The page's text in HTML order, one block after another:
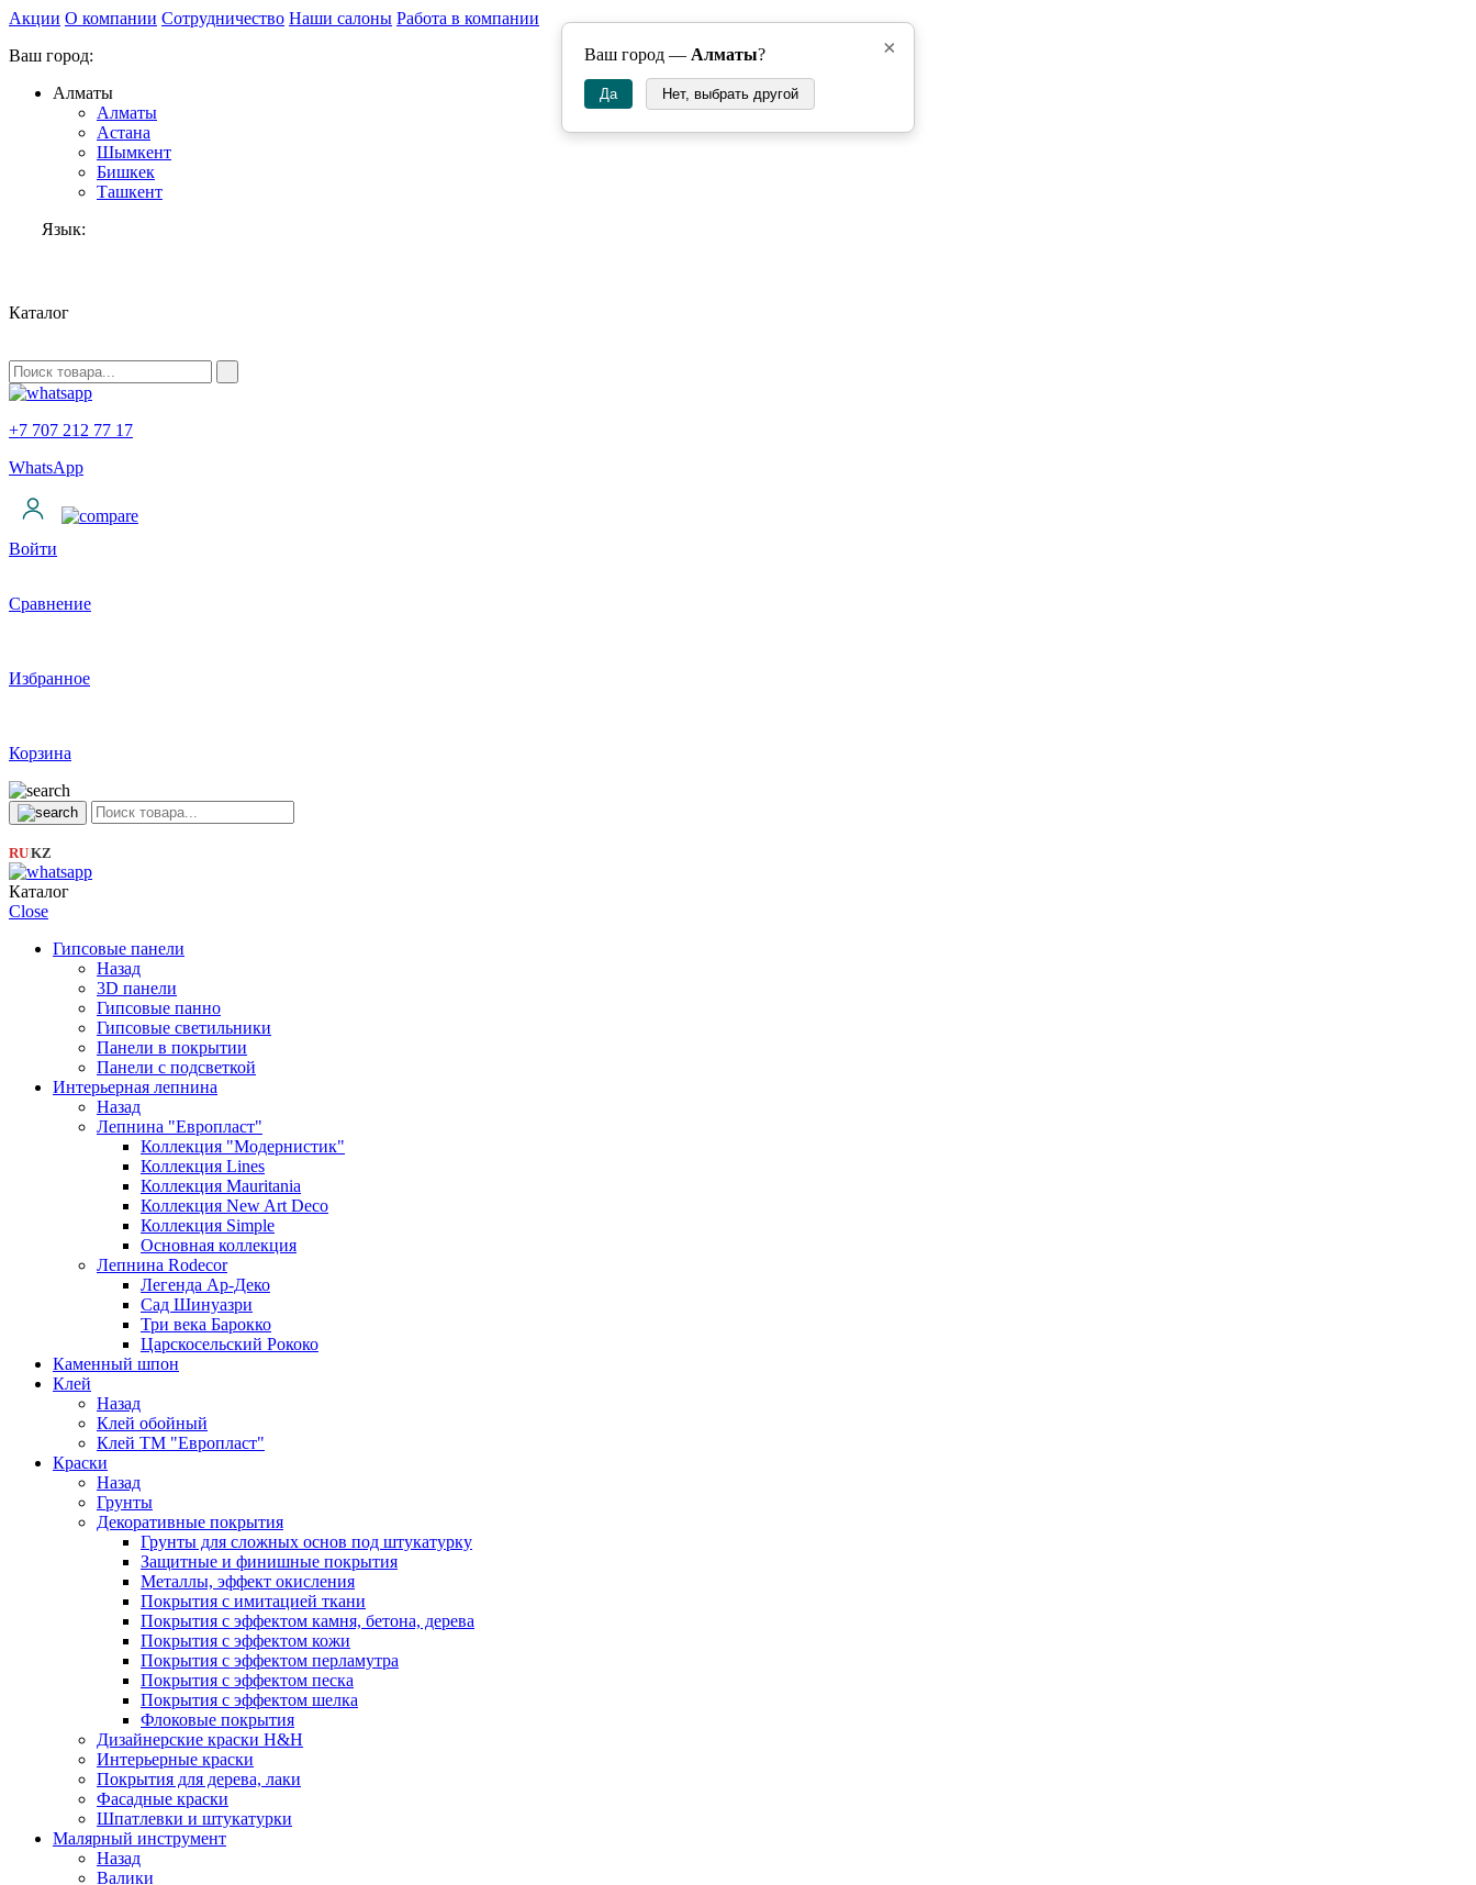
×
Ваш город — Алматы?
Да Нет, выбрать другой
Акции О компании Сотрудничество Наши салоны Работа в компании
Ваш город:
Алматы
Алматы
Астана
Шымкент
Бишкек
Ташкент
Язык:
Каталог
+7 707 212 77 17
WhatsApp
Войти
Сравнение
Избранное
Корзина
RU|KZ
Каталог
Close
Гипсовые панели
Назад
3D панели
Гипсовые панно
Гипсовые светильники
Панели в покрытии
Панели с подсветкой
Интерьерная лепнина
Назад
Лепнина "Европласт"
Коллекция "Модернистик"
Коллекция Lines
Коллекция Mauritania
Коллекция New Art Deco
Коллекция Simple
Основная коллекция
Лепнина Rodecor
Легенда Ар-Деко
Сад Шинуазри
Три века Барокко
Царскосельский Рококо
Каменный шпон
Клей
Назад
Клей обойный
Клей ТМ "Европласт"
Краски
Назад
Грунты
Декоративные покрытия
Грунты для сложных основ под штукатурку
Защитные и финишные покрытия
Металлы, эффект окисления
Покрытия с имитацией ткани
Покрытия с эффектом камня, бетона, дерева
Покрытия с эффектом кожи
Покрытия с эффектом перламутра
Покрытия с эффектом песка
Покрытия с эффектом шелка
Флоковые покрытия
Дизайнерские краски H&H
Интерьерные краски
Покрытия для дерева, лаки
Фасадные краски
Шпатлевки и штукатурки
Малярный инструмент
Назад
Валики